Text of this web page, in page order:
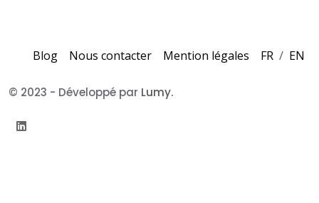
Blog Nous contacter Mention légales FR / EN
© 2023 - Développé par Lumy.